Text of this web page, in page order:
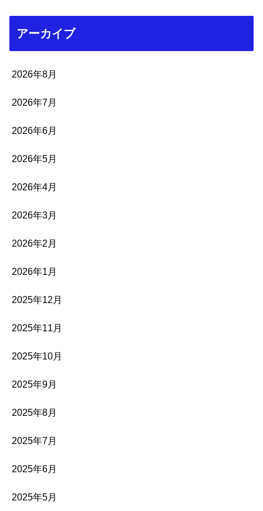
アーカイブ
2026年8月
2026年7月
2026年6月
2026年5月
2026年4月
2026年3月
2026年2月
2026年1月
2025年12月
2025年11月
2025年10月
2025年9月
2025年8月
2025年7月
2025年6月
2025年5月